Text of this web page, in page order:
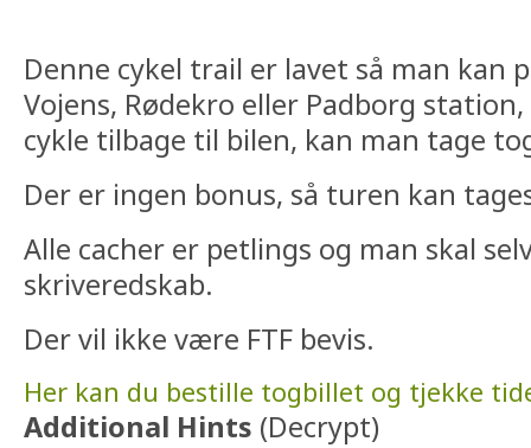
Denne cykel trail er lavet så man kan
Vojens, Rødekro eller Padborg
cykle tilbage til bilen, kan man tage
Der er ingen bonus, så turen kan
Alle cacher er petlings og man skal
skriveredskab.
Der vil ikke være FTF bevis.
Her kan du bestille togbillet og tjekke
Additional Hints (Decrypt)